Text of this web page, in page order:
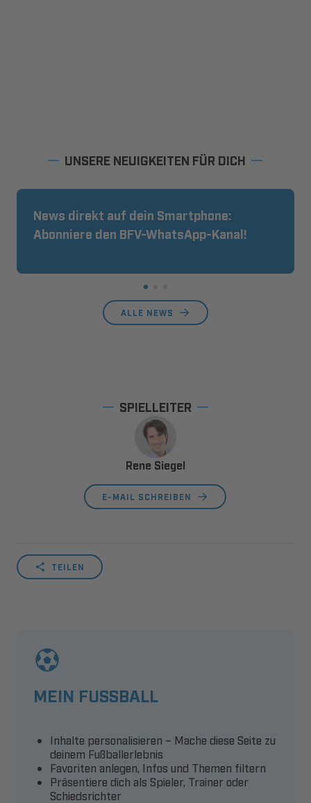
UNSERE NEUIGKEITEN FÜR DICH
News direkt auf dein Smartphone:
Abonniere den BFV-WhatsApp-Kanal!
ALLE NEWS
SPIELLEITER
Rene Siegel
E-MAIL SCHREIBEN
TEILEN
MEIN FUSSBALL
Inhalte personalisieren – Mache diese Seite zu
deinem Fußballerlebnis
Favoriten anlegen, Infos und Themen filtern
Präsentiere dich als Spieler, Trainer oder
Schiedsrichter